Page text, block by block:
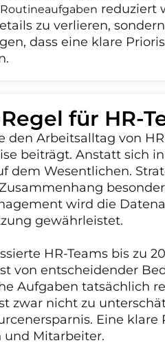
reduziert
zu verlieren,
dass eine klare
für HR-
den Arbeitsalltag von
beiträgt. Anstatt sich in
dem Wesentlichen.
wird die
gewährleistet.
HR-Teams bis zu
von entscheidender
Aufgaben tatsächlich
zwar nicht zu
Eine klare
Mitarbeiter.